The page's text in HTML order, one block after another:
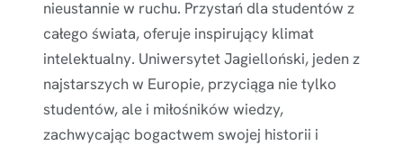
nieustannie w ruchu. Przystań dla studentów z
całego świata, oferuje inspirujący klimat
intelektualny. Uniwersytet Jagielloński, jeden z
najstarszych w Europie, przyciąga nie tylko
studentów, ale i miłośników wiedzy,
zachwycając bogactwem swojej historii i